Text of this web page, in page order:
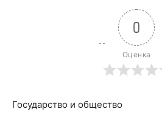
0
Оценка
Государство и общество